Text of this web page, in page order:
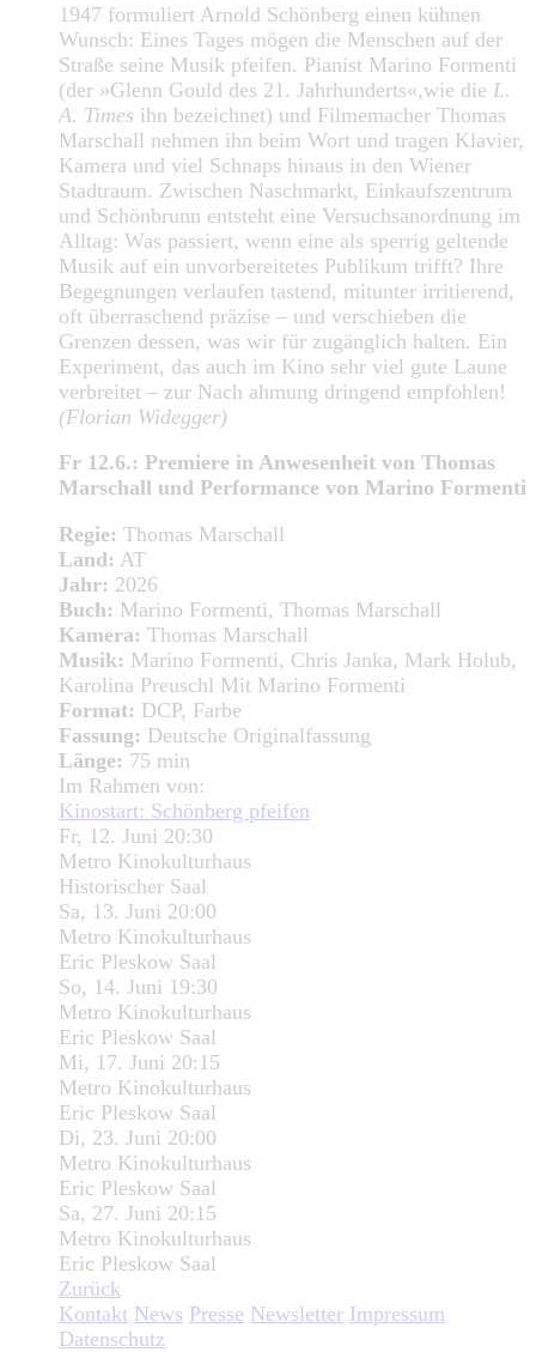
1947 formuliert Arnold Schönberg einen kühnen
Wunsch: Eines Tages mögen die Menschen auf der
Straße seine Musik pfeifen. Pianist Marino Formenti
(der »Glenn Gould des 21. Jahrhunderts«,wie die L.
A. Times ihn bezeichnet) und Filmemacher Thomas
Marschall nehmen ihn beim Wort und tragen Klavier,
Kamera und viel Schnaps hinaus in den Wiener
Stadtraum. Zwischen Naschmarkt, Einkaufszentrum
und Schönbrunn entsteht eine Versuchsanordnung im
Alltag: Was passiert, wenn eine als sperrig geltende
Musik auf ein unvorbereitetes Publikum trifft? Ihre
Begegnungen verlaufen tastend, mitunter irritierend,
oft überraschend präzise – und verschieben die
Grenzen dessen, was wir für zugänglich halten. Ein
Experiment, das auch im Kino sehr viel gute Laune
verbreitet – zur Nach­ ahmung dringend empfohlen!
(Florian Widegger)
Fr 12.6.: Premiere in Anwesenheit von Thomas
Marschall und Performance von Marino Formenti
Regie: Thomas Marschall
Land: AT
Jahr: 2026
Buch: Marino Formenti, Thomas Marschall
Kamera: Thomas Marschall
Musik: Marino Formenti, Chris Janka, Mark Holub,
Karolina Preuschl Mit Marino Formenti
Format: DCP, Farbe
Fassung: Deutsche Originalfassung
Länge: 75 min
Im Rahmen von:
Kinostart: Schönberg pfeifen
Fr, 12. Juni 20:30
Metro Kinokulturhaus
Historischer Saal
Sa, 13. Juni 20:00
Metro Kinokulturhaus
Eric Pleskow Saal
So, 14. Juni 19:30
Metro Kinokulturhaus
Eric Pleskow Saal
Mi, 17. Juni 20:15
Metro Kinokulturhaus
Eric Pleskow Saal
Di, 23. Juni 20:00
Metro Kinokulturhaus
Eric Pleskow Saal
Sa, 27. Juni 20:15
Metro Kinokulturhaus
Eric Pleskow Saal
Zurück
Kontakt News Presse Newsletter Impressum
Datenschutz